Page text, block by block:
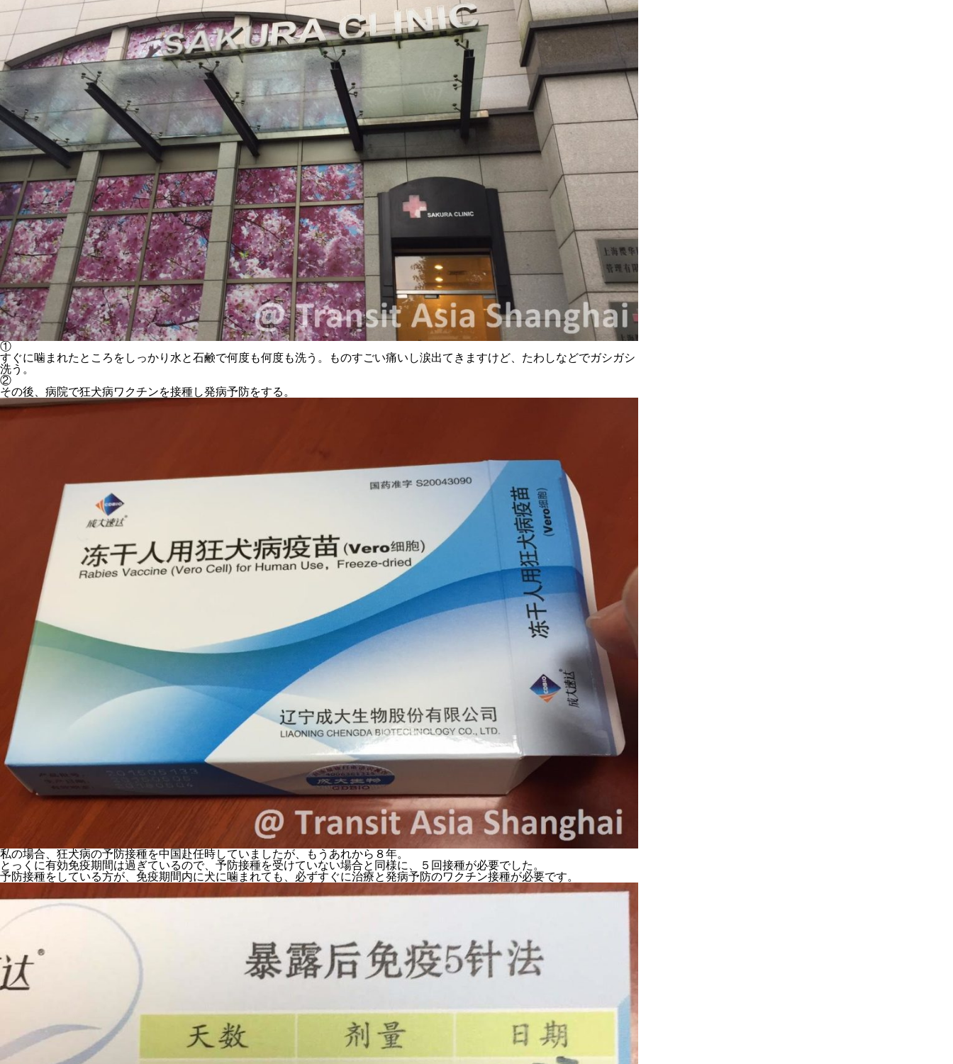
①
すぐに噛まれたところをしっかり水と石鹸で何度も何度も洗う。ものすごい痛いし涙出てきますけど、たわしなどでガシガシ
洗う。
②
その後、病院で狂犬病ワクチンを接種し発病予防をする。
私の場合、狂犬病の予防接種を中国赴任時していましたが、もうあれから８年。
とっくに有効免疫期間は過ぎているので、予防接種を受けていない場合と同様に、５回接種が必要でした。
予防接種をしている方が、免疫期間内に犬に噛まれても、必ずすぐに治療と発病予防のワクチン接種が必要です。